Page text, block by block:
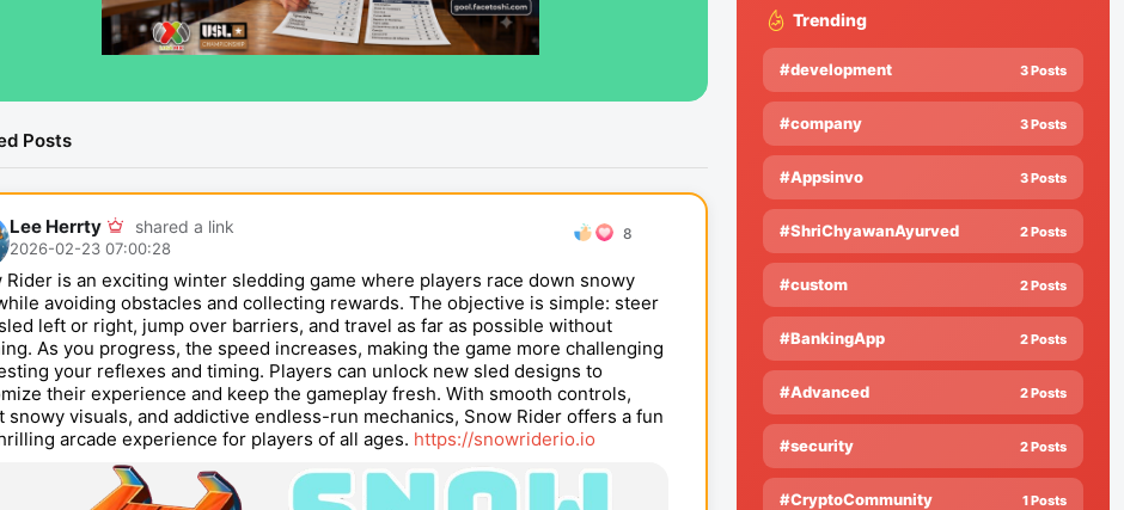
Posts
8
Lee Herrty shared a link
2026-02-23 07:00:28
Rider is an exciting winter sledding game where players race down snowy
avoiding obstacles and collecting rewards. The objective is simple: steer
left or right, jump over barriers, and travel as far as possible without
As you progress, the speed increases, making the game more challenging
your reflexes and timing. Players can unlock new sled designs to
their experience and keep the gameplay fresh. With smooth controls,
snowy visuals, and addictive endless-run mechanics, Snow Rider offers a fun
arcade experience for players of all ages. https://snowriderio.io
Trending
#development 3 Posts
#company 3 Posts
#Appsinvo 3 Posts
#ShriChyawanAyurved 2 Posts
#custom 2 Posts
#BankingApp 2 Posts
#Advanced 2 Posts
#security 2 Posts
#CryptoCommunity 1 Posts